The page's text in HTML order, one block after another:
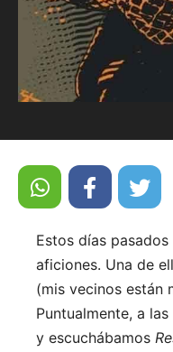
Estos días
aficiones. Una de
(mis vecinos están
Puntualmente, a
y escuchábamos